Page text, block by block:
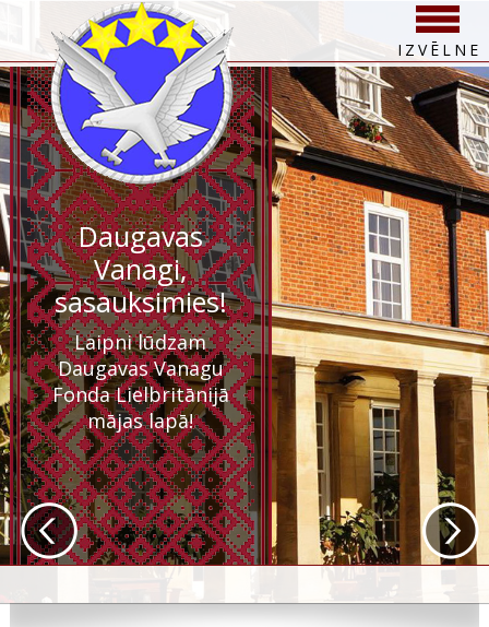
Daugavas
Vanagi,
sasauksimies!
Laipni lūdzam
Daugavas Vanagu
Fonda Lielbritānijā
mājas lapā!
IZVĒLNE